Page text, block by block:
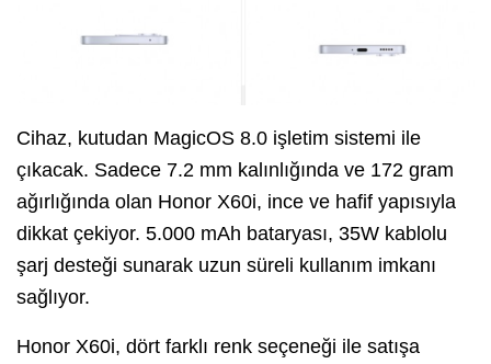
Cihaz, kutudan MagicOS 8.0 işletim sistemi ile
çıkacak. Sadece 7.2 mm kalınlığında ve 172 gram
ağırlığında olan Honor X60i, ince ve hafif yapısıyla
dikkat çekiyor. 5.000 mAh bataryası, 35W kablolu
şarj desteği sunarak uzun süreli kullanım imkanı
sağlıyor.
Honor X60i, dört farklı renk seçeneği ile satışa